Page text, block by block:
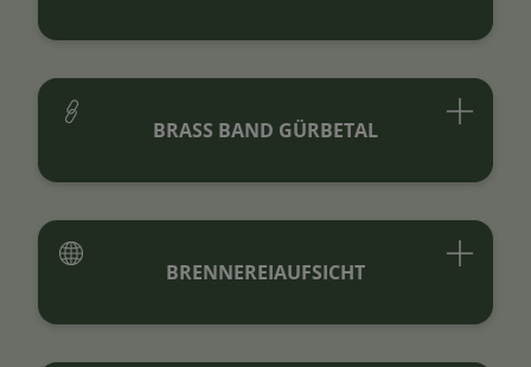
BRASS BAND GÜRBETAL
BRENNEREIAUFSICHT